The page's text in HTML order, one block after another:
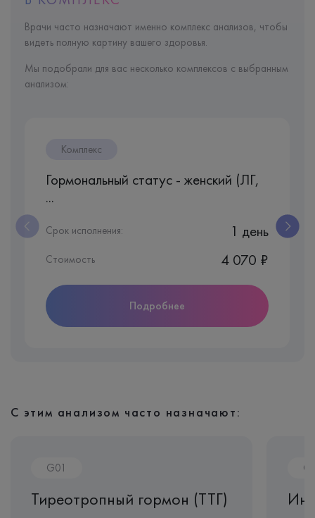
Врачи часто назначают именно комплекс анализов, чтобы
видеть полную картину вашего здоровья.
Мы подобрали для вас несколько комплексов с выбранным
анализом:
Комплекс
Гормональный статус - женский (ЛГ,
...
Срок исполнения: 1 день
Стоимость 4 070 ₽
Подробнее
С этим анализом часто назначают:
G01
Тиреотропный гормон (ТТГ)